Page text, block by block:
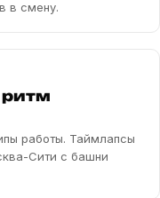
в смену.
ритм
работы. Таймлапсы
Сити с башни